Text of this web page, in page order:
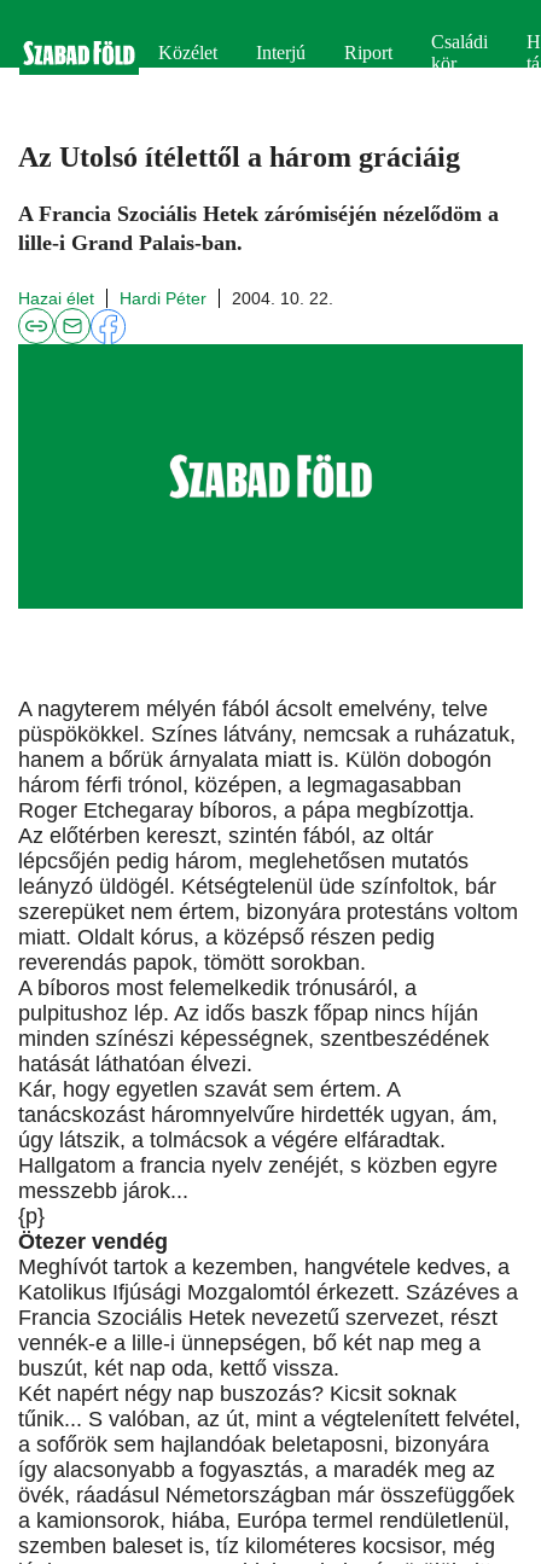
Közélet Interjú Riport
Családi
kör
Az Utolsó ítélettől a három gráciáig
A Francia Szociális Hetek zárómiséjén nézelődöm a
lille-i Grand Palais-ban.
Hazai élet Hardi Péter 2004. 10. 22.
A nagyterem mélyén fából ácsolt emelvény, telve
püspökökkel. Színes látvány, nemcsak a ruházatuk,
hanem a bőrük árnyalata miatt is. Külön dobogón
három férfi trónol, középen, a legmagasabban
Roger Etchegaray bíboros, a pápa megbízottja.
Az előtérben kereszt, szintén fából, az oltár
lépcsőjén pedig három, meglehetősen mutatós
leányzó üldögél. Kétségtelenül üde színfoltok, bár
szerepüket nem értem, bizonyára protestáns voltom
miatt. Oldalt kórus, a középső részen pedig
reverendás papok, tömött sorokban.
A bíboros most felemelkedik trónusáról, a
pulpitushoz lép. Az idős baszk főpap nincs híján
minden színészi képességnek, szentbeszédének
hatását láthatóan élvezi.
Kár, hogy egyetlen szavát sem értem. A
tanácskozást háromnyelvűre hirdették ugyan, ám,
úgy látszik, a tolmácsok a végére elfáradtak.
Hallgatom a francia nyelv zenéjét, s közben egyre
messzebb járok...
{p}
Ötezer vendég
Meghívót tartok a kezemben, hangvétele kedves, a
Katolikus Ifjúsági Mozgalomtól érkezett. Százéves a
Francia Szociális Hetek nevezetű szervezet, részt
vennék-e a lille-i ünnepségen, bő két nap meg a
buszút, két nap oda, kettő vissza.
Két napért négy nap buszozás? Kicsit soknak
tűnik... S valóban, az út, mint a végtelenített felvétel,
a sofőrök sem hajlandóak beletaposni, bizonyára
így alacsonyabb a fogyasztás, a maradék meg az
övék, ráadásul Németországban már összefüggőek
a kamionsorok, hiába, Európa termel rendületlenül,
szemben baleset is, tíz kilométeres kocsisor, még